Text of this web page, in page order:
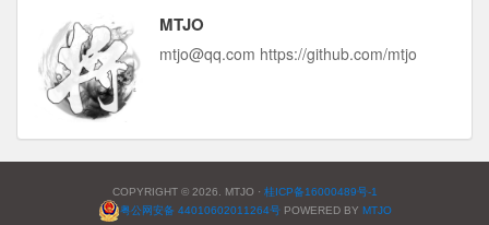
MTJO
mtjo@qq.com https://github.com/mtjo
COPYRIGHT © 2026. MTJO · 桂ICP备16000489号-1
粤公网安备 44010602011264号 POWERED BY MTJO